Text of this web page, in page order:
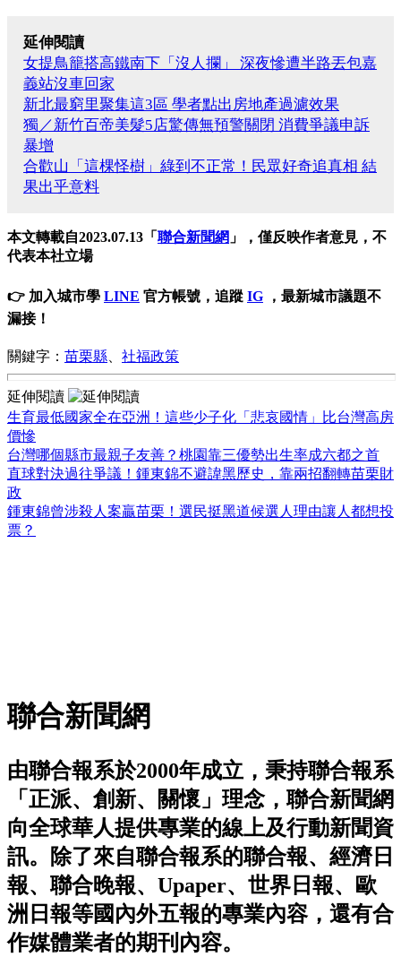
延伸閱讀
女提鳥籠搭高鐵南下「沒人攔」 深夜慘遭半路丟包嘉
義站沒車回家
新北最窮里聚集這3區 學者點出房地產過濾效果
獨／新竹百帝美髮5店驚傳無預警關閉 消費爭議申訴
暴增
合歡山「這棵怪樹」綠到不正常！民眾好奇追真相 結
果出乎意料
本文轉載自2023.07.13「 聯合新聞網 」，僅反映作者意見，不
代表本社立場
👉 加入城市學 LINE 官方帳號，追蹤 IG ，最新城市議題不
漏接！
關鍵字： 苗栗縣 社福政策
延伸閱讀
生育最低國家全在亞洲！這些少子化「悲哀國情」比台灣高房
價慘
台灣哪個縣市最親子友善？桃園靠三優勢出生率成六都之首
直球對決過往爭議！鍾東錦不避諱黑歷史，靠兩招翻轉苗栗財
政
鍾東錦曾涉殺人案贏苗栗！選民挺黑道候選人理由讓人都想投
票？
聯合新聞網
由聯合報系於2000年成立，秉持聯合報系
「正派、創新、關懷」理念，聯合新聞網
向全球華人提供專業的線上及行動新聞資
訊。除了來自聯合報系的聯合報、經濟日
報、聯合晚報、Upaper、世界日報、歐
洲日報等國內外五報的專業內容，還有合
作媒體業者的期刊內容。